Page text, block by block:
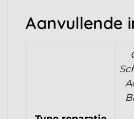
Aanvullende